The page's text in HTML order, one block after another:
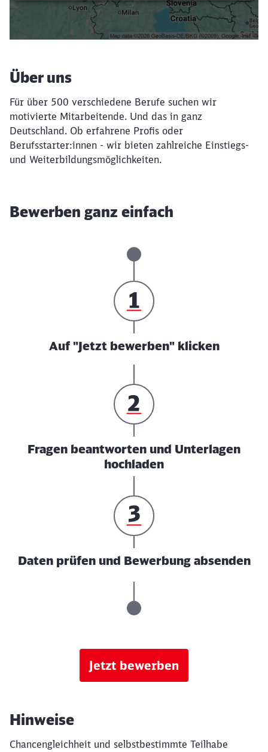
Filter setzen
Über uns
Für über 500 verschiedene Berufe suchen wir
motivierte Mitarbeitende. Und das in ganz
Deutschland. Ob erfahrene Profis oder
Berufsstarter:innen - wir bieten zahlreiche Einstiegs-
und Weiterbildungsmöglichkeiten.
Bewerben ganz einfach
Auf "Jetzt bewerben" klicken
Fragen beantworten und Unterlagen
hochladen
Daten prüfen und Bewerbung absenden
Jetzt bewerben
Hinweise
Chancengleichheit und selbstbestimmte Teilhabe